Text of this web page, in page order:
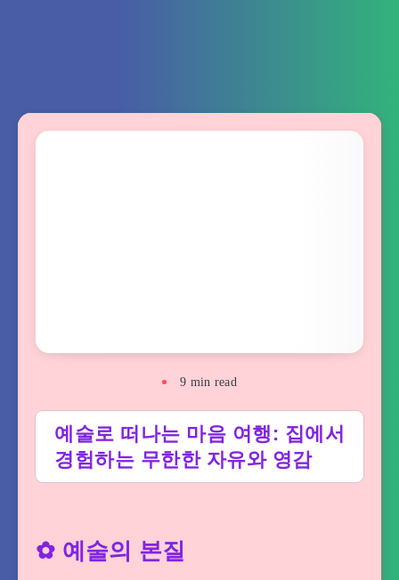
9 min read
예술로 떠나는 마음 여행: 집에서
경험하는 무한한 자유와 영감
✿ 예술의 본질